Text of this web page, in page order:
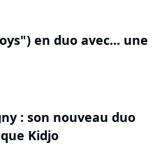
en duo avec... une
: son nouveau duo
Kidjo